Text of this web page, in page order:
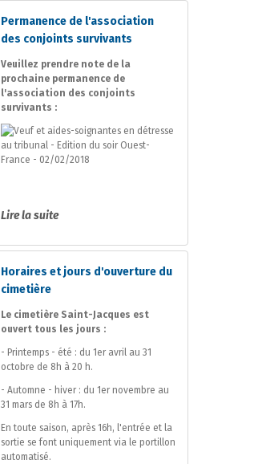
Permanence de l'association
des conjoints survivants
Veuillez prendre note de la
prochaine permanence de
l'association des conjoints
survivants :
Lire la suite
Horaires et jours d'ouverture du
cimetière
Le cimetière Saint-Jacques est
ouvert tous les jours :
- Printemps - été : du 1er avril au 31
octobre de 8h à 20 h.
- Automne - hiver : du 1er novembre au
31 mars de 8h à 17h.
En toute saison, après 16h, l'entrée et la
sortie se font uniquement via le portillon
automatisé.